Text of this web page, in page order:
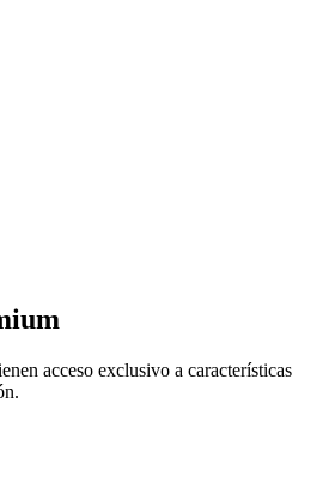
acceso exclusivo a características